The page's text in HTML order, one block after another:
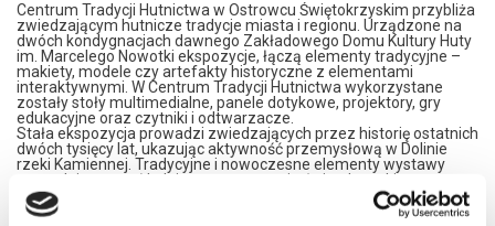
Centrum Tradycji Hutnictwa w Ostrowcu Świętokrzyskim przybliża
zwiedzającym hutnicze tradycje miasta i regionu. Urządzone na
dwóch kondygnacjach dawnego Zakładowego Domu Kultury Huty
im. Marcelego Nowotki ekspozycje, łączą elementy tradycyjne –
makiety, modele czy artefakty historyczne z elementami
interaktywnymi. W Centrum Tradycji Hutnictwa wykorzystane
zostały stoły multimedialne, panele dotykowe, projektory, gry
edukacyjne oraz czytniki i odtwarzacze.
Stała ekspozycja prowadzi zwiedzających przez historię ostatnich
dwóch tysięcy lat, ukazując aktywność przemysłową w Dolinie
rzeki Kamiennej. Tradycyjne i nowoczesne elementy wystawy
pozwalają poznać kolejne etapy rozwoju świętokrzyskiego
hutnictwa, węglarstwa i kolejnictwa, włączając widzów do
wykonywania interaktywnych zadań.